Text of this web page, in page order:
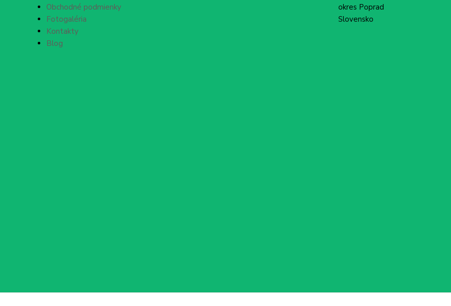
Obchodné podmienky
Fotogaléria
Kontakty
Blog
okres Poprad
Slovensko